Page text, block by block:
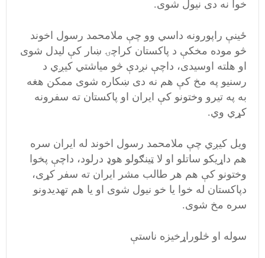
خوا نه دی نیول شوی.
ځينې راپورونه داسي وو چې ملامحمد رسول اخوند
څو موده مخکې د پاکستان کراچۍ ښار کې لیدل شوی
او هلته اوسیدی، داچې نږدې څو میاشتي کیږي د
رسنیو په مخ کې هم نه دی ښکاره شوی ممکن هغه
به په تیرو وختونو کې ایران او پاکستان ته سفرونه
کړي وي.
ویل کیږي چې ملامحمد رسول اخوند له ایران سره
هم داړیکو ساتلو او لا ټینګولو هوډ درلود، داچې پخوا
وختونو کې هم هر طالب مشر ایران ته سفر کړی،
دپاکستان له خوا یا خو نیول شوی او یا هم تهدیدونو
سره مخ شوی.
سوله او څلوراړخیزه ناستې